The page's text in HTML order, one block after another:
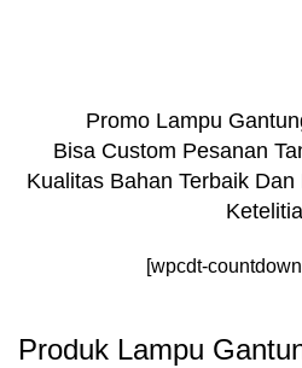
Promo Lampu
Bisa Custom Pesanan
Kualitas Bahan Terbaik
[wpcdt-countdown
Produk Lampu